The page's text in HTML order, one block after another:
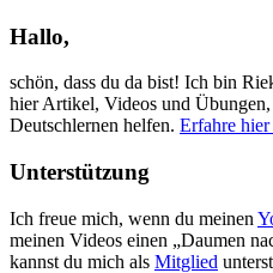
Hallo,
schön, dass du da bist! Ich bin
hier Artikel, Videos und
Deutschlernen helfen. Erfahre
Unterstützung
Ich freue mich, wenn du meinen
meinen Videos einen „Daumen
kannst du mich als Mitglied